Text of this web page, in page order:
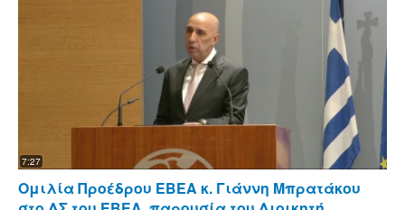
7:27
Ομιλία Προέδρου ΕΒΕΑ κ. Γιάννη Μπρατάκου